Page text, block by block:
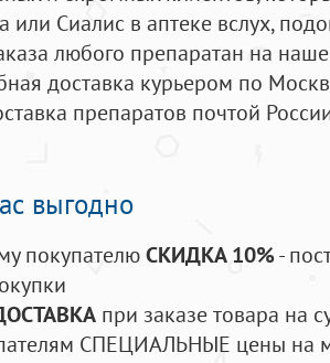
или Сиалис в аптеке вслух,
любого препаратан на
доставка курьером по
препаратов почтой
выгодно
покупателюСКИДКА 10%-
при заказе товара на
СПЕЦИАЛЬНЫЕ цены на